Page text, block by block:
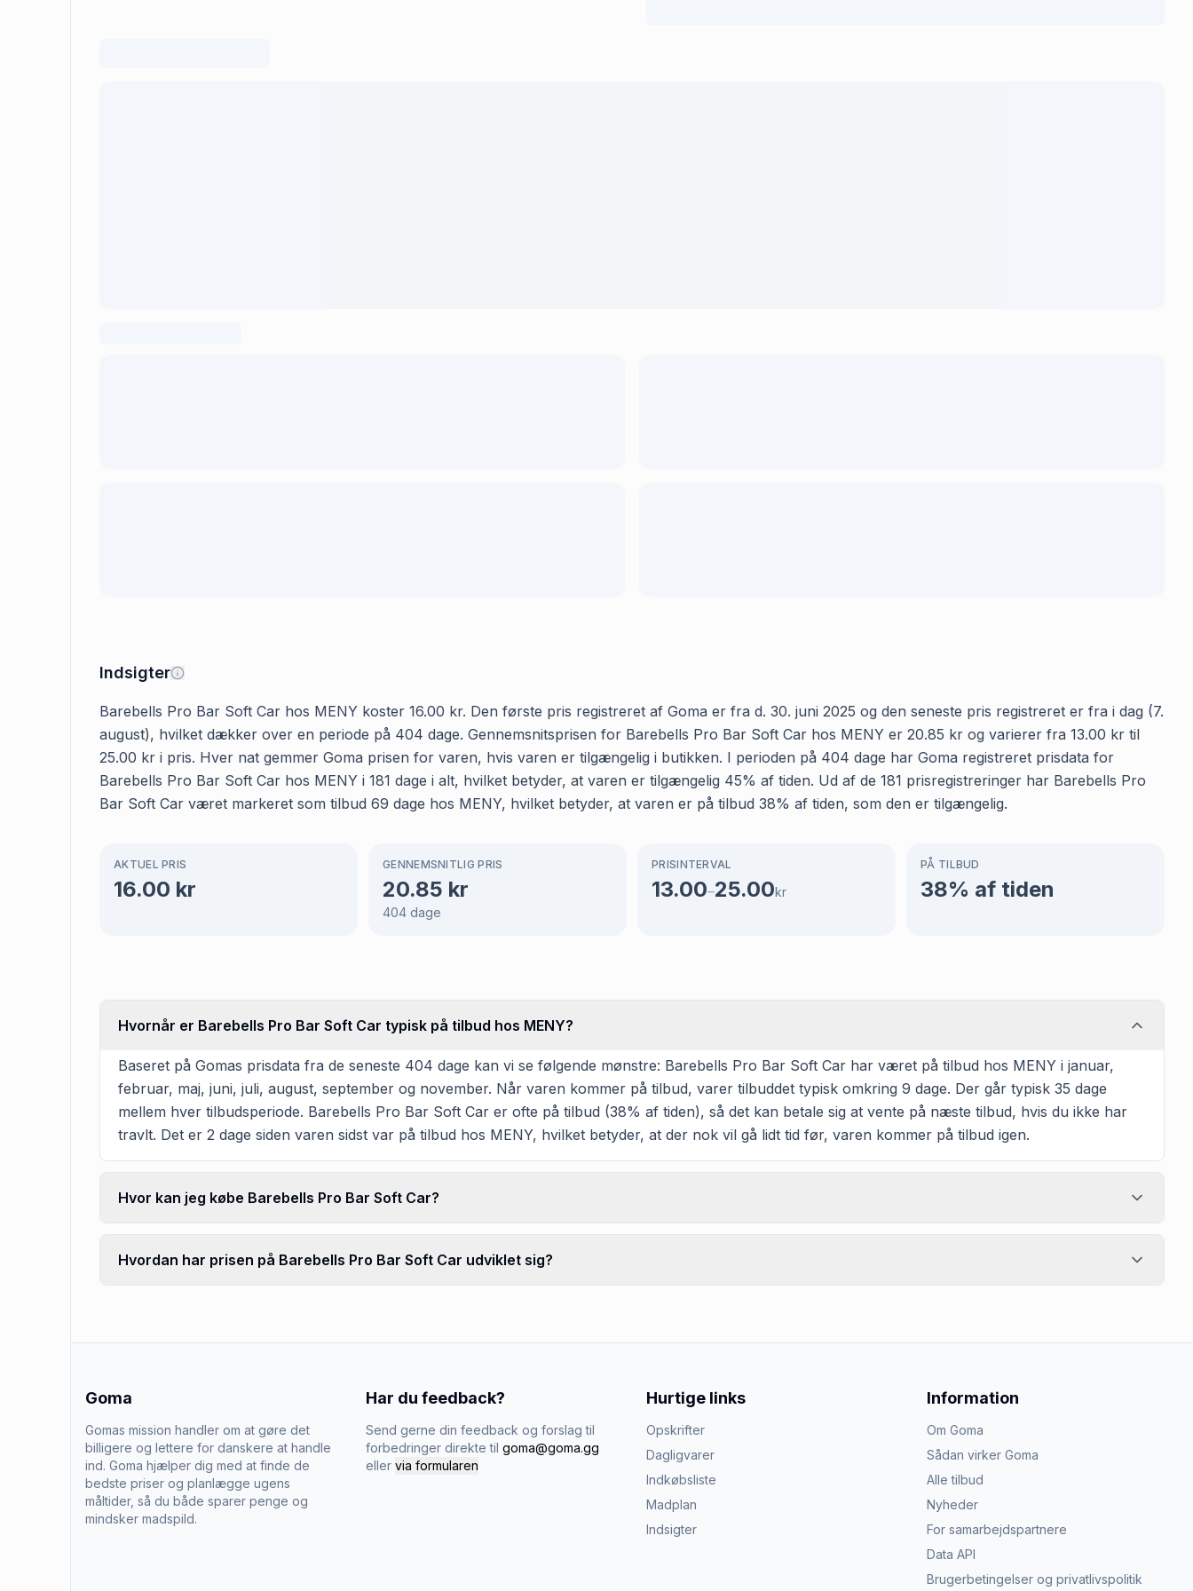
Indsigter
Barebells Pro Bar Soft Car hos MENY koster 16.00 kr. Den første pris registreret af Goma er fra d. 30. juni 2025 og den seneste pris registreret er fra i dag (7.
august), hvilket dækker over en periode på 404 dage. Gennemsnitsprisen for Barebells Pro Bar Soft Car hos MENY er 20.85 kr og varierer fra 13.00 kr til
25.00 kr i pris. Hver nat gemmer Goma prisen for varen, hvis varen er tilgængelig i butikken. I perioden på 404 dage har Goma registreret prisdata for
Barebells Pro Bar Soft Car hos MENY i 181 dage i alt, hvilket betyder, at varen er tilgængelig 45% af tiden. Ud af de 181 prisregistreringer har Barebells Pro
Bar Soft Car været markeret som tilbud 69 dage hos MENY, hvilket betyder, at varen er på tilbud 38% af tiden, som den er tilgængelig.
AKTUEL PRIS
16.00 kr
GENNEMSNITLIG PRIS
20.85 kr
404 dage
PRISINTERVAL
13.00–25.00kr
PÅ TILBUD
38% af tiden
Hvornår er Barebells Pro Bar Soft Car typisk på tilbud hos MENY?
Baseret på Gomas prisdata fra de seneste 404 dage kan vi se følgende mønstre: Barebells Pro Bar Soft Car har været på tilbud hos MENY i januar,
februar, maj, juni, juli, august, september og november. Når varen kommer på tilbud, varer tilbuddet typisk omkring 9 dage. Der går typisk 35 dage
mellem hver tilbudsperiode. Barebells Pro Bar Soft Car er ofte på tilbud (38% af tiden), så det kan betale sig at vente på næste tilbud, hvis du ikke har
travlt. Det er 2 dage siden varen sidst var på tilbud hos MENY, hvilket betyder, at der nok vil gå lidt tid før, varen kommer på tilbud igen.
Hvor kan jeg købe Barebells Pro Bar Soft Car?
Hvordan har prisen på Barebells Pro Bar Soft Car udviklet sig?
Goma
Gomas mission handler om at gøre det
billigere og lettere for danskere at handle
ind. Goma hjælper dig med at finde de
bedste priser og planlægge ugens
måltider, så du både sparer penge og
mindsker madspild.
Har du feedback?
Send gerne din feedback og forslag til
forbedringer direkte til goma@goma.gg
eller via formularen
Hurtige links
Opskrifter
Dagligvarer
Indkøbsliste
Madplan
Indsigter
Information
Om Goma
Sådan virker Goma
Alle tilbud
Nyheder
For samarbejdspartnere
Data API
Brugerbetingelser og privatlivspolitik